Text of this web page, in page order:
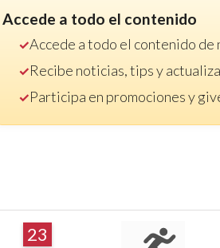
Accede a todo el contenido
Accede a todo el contenido de
Recibe noticias, tips y
Participa en promociones y
23